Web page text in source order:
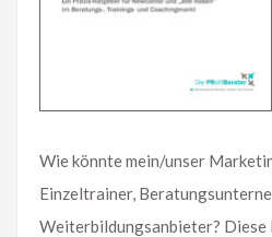
Wie könnte mein/unser
Einzeltrainer,
Weiterbildungsanbieter?